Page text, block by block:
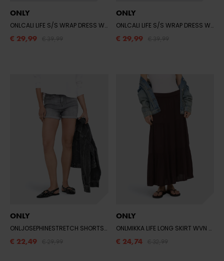
ONLY
ONLCALI LIFE S/S WRAP DRESS WVN NOO - POPPY RED/LEAF
€ 29,99
ONLY
ONLCALI LIFE S/S WRAP DRESS WVN NOO
€ 29,99
ONLY
ONLJOSEPHINESTRETCH SHORTS DNM AZG - MEDIUM GREY DENIM
€ 22,49
ONLY
ONLMIKKA LIFE LONG SKIRT WVN NOOS
€ 24,74